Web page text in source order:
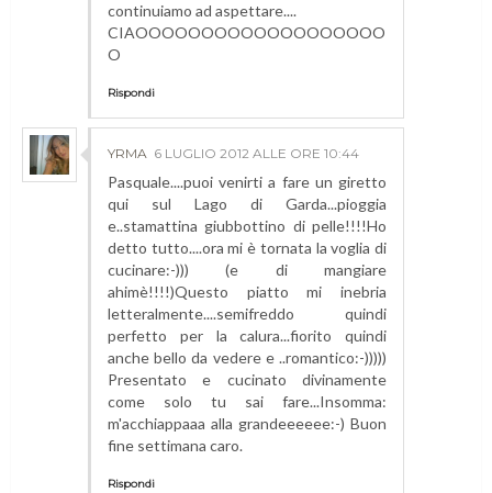
continuiamo ad aspettare....
CIAOOOOOOOOOOOOOOOOOOO
O
Rispondi
YRMA 6 LUGLIO 2012 ALLE ORE 10:44
Pasquale....puoi venirti a fare un giretto
qui sul Lago di Garda...pioggia
e..stamattina giubbottino di pelle!!!!Ho
detto tutto....ora mi è tornata la voglia di
cucinare:-))) (e di mangiare
ahimè!!!!)Questo piatto mi inebria
letteralmente....semifreddo quindi
perfetto per la calura...fiorito quindi
anche bello da vedere e ..romantico:-)))))
Presentato e cucinato divinamente
come solo tu sai fare...Insomma:
m'acchiappaaa alla grandeeeeee:-) Buon
fine settimana caro.
Rispondi